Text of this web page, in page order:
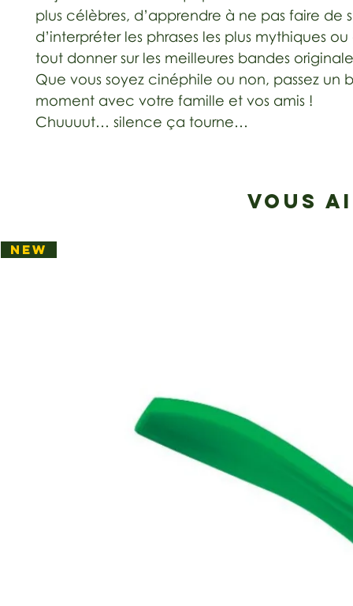
plus célèbres, d’apprendre à ne pas faire de
d’interpréter les phrases les plus mythiques
tout donner sur les meilleures bandes
Que vous soyez cinéphile ou non, passez un
moment avec votre famille et vos amis !
Chuuuut… silence ça tourne…
VOUS
NEW